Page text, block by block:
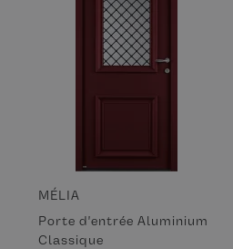
MÉLIA
Porte d'entrée Aluminium
Classique